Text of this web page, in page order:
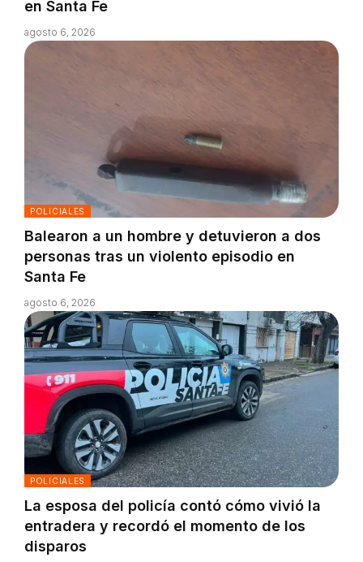
en Santa Fe
agosto 6, 2026
POLICIALES
Balearon a un hombre y detuvieron a dos
personas tras un violento episodio en
Santa Fe
agosto 6, 2026
POLICIALES
La esposa del policía contó cómo vivió la
entradera y recordó el momento de los
disparos